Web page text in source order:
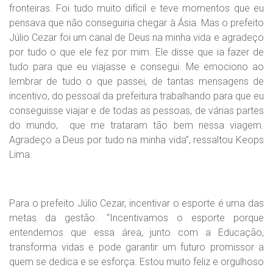
fronteiras. Foi tudo muito difícil e teve momentos que eu
pensava que não conseguiria chegar à Ásia. Mas o prefeito
Júlio Cezar foi um canal de Deus na minha vida e agradeço
por tudo o que ele fez por mim. Ele disse que ia fazer de
tudo para que eu viajasse e consegui. Me emociono ao
lembrar de tudo o que passei, de tantas mensagens de
incentivo, do pessoal da prefeitura trabalhando para que eu
conseguisse viajar e de todas as pessoas, de várias partes
do mundo, que me trataram tão bem nessa viagem.
Agradeço a Deus por tudo na minha vida”, ressaltou Keops
Lima.
Para o prefeito Júlio Cezar, incentivar o esporte é uma das
metas da gestão. “Incentivamos o esporte porque
entendemos que essa área, junto com a Educação,
transforma vidas e pode garantir um futuro promissor a
quem se dedica e se esforça. Estou muito feliz e orgulhoso